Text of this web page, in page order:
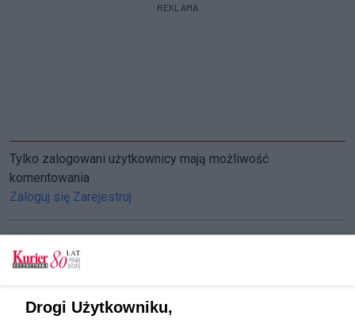
REKLAMA
Tylko zalogowani użytkownicy mają możliwość
komentowania
Zaloguj się Zarejestruj
W Wigilię Urząd Miasta nieczynny
Drogi Użytkowniku,